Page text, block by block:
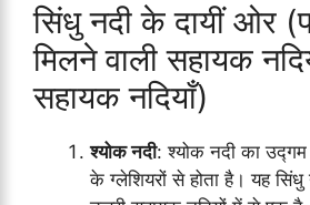
सिंधु नदी के दायीं ओर
मिलने वाली सहायक
सहायक नदियाँ)
श्योक नदी: श्योक नदी का उद्गम
के ग्लेशियरों से होता है। यह सिंधु